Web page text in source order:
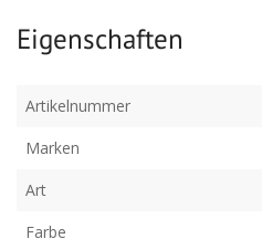
Eigenschaften
Artikelnummer
Marken
Art
Farbe